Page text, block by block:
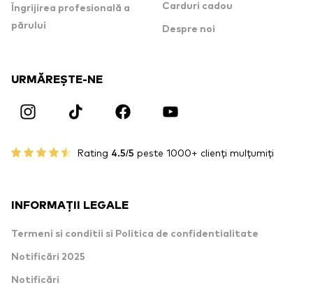
Îngrijirea profesională a
părului
Carduri cadou
Despre noi
URMĂREȘTE-NE
Rating 4.5/5 peste 1000+ clienți mulțumiți
INFORMAȚII LEGALE
Termeni si conditii si Politica de confidentialitate
Notificări 2025
Notificări